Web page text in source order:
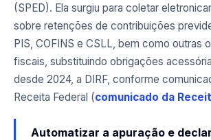
(SPED). Ela surgiu para coletar
sobre retenções de contribuições
PIS, COFINS e CSLL, bem como outras
fiscais, substituindo obrigações
desde 2024, a DIRF, conforme
Receita Federal (comunicado da
Automatizar a apuração e